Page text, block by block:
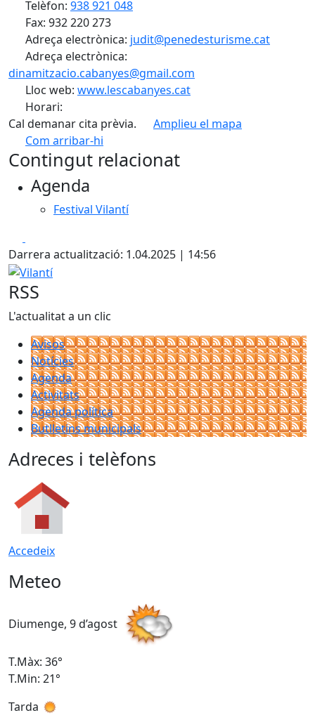
Telèfon: 938 921 048
Fax: 932 220 273
Adreça electrònica: judit@penedesturisme.cat
Adreça electrònica:
dinamitzacio.cabanyes@gmail.com
Lloc web: www.lescabanyes.cat
Horari:
Cal demanar cita prèvia.
Amplieu el mapa
Com arribar-hi
+
−
Contingut relacionat
Agenda
Festival Vilantí
Darrera actualització: 1.04.2025 | 14:56
Vilantí
RSS
L'actualitat a un clic
Avisos
Notícies
Agenda
Activitats
Agenda política
Butlletins municipals
Adreces i telèfons
Accedeix
Meteo
Diumenge, 9 d’agost
T.Màx: 36°
T.Min: 21°
Tarda